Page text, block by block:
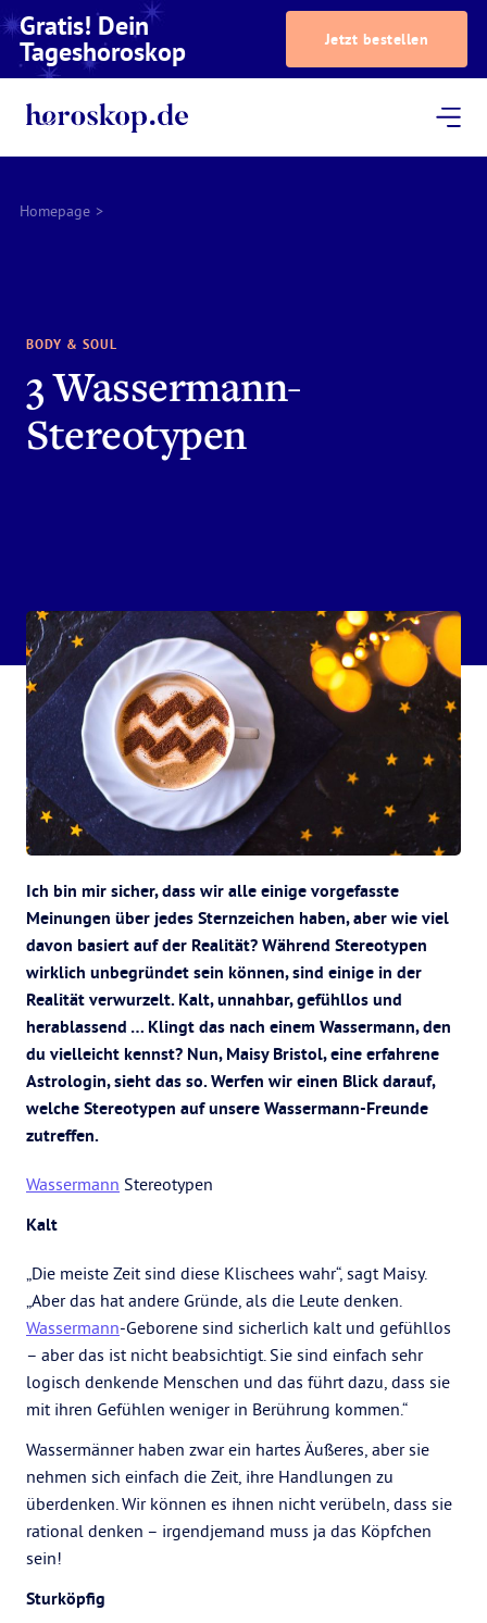
Gratis! Dein
Tageshoroskop Jetzt bestellen
Homepage >
BODY & SOUL
3 Wassermann-
Stereotypen
Ich bin mir sicher, dass wir alle einige vorgefasste
Meinungen über jedes Sternzeichen haben, aber wie viel
davon basiert auf der Realität? Während Stereotypen
wirklich unbegründet sein können, sind einige in der
Realität verwurzelt. Kalt, unnahbar, gefühllos und
herablassend … Klingt das nach einem Wassermann, den
du vielleicht kennst? Nun, Maisy Bristol, eine erfahrene
Astrologin, sieht das so. Werfen wir einen Blick darauf,
welche Stereotypen auf unsere Wassermann-Freunde
zutreffen.
Wassermann Stereotypen
Kalt
„Die meiste Zeit sind diese Klischees wahr“, sagt Maisy.
„Aber das hat andere Gründe, als die Leute denken.
Wassermann-Geborene sind sicherlich kalt und gefühllos
– aber das ist nicht beabsichtigt. Sie sind einfach sehr
logisch denkende Menschen und das führt dazu, dass sie
mit ihren Gefühlen weniger in Berührung kommen.“
Wassermänner haben zwar ein hartes Äußeres, aber sie
nehmen sich einfach die Zeit, ihre Handlungen zu
überdenken. Wir können es ihnen nicht verübeln, dass sie
rational denken – irgendjemand muss ja das Köpfchen
sein!
Sturköpfig